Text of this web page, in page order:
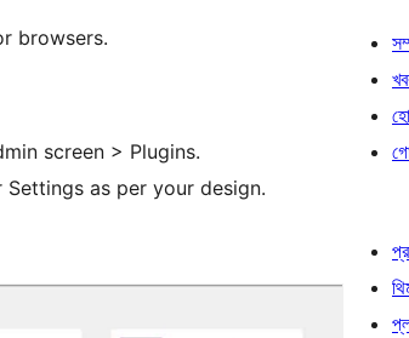
browsers.
screen > Plugins.
as per your design.